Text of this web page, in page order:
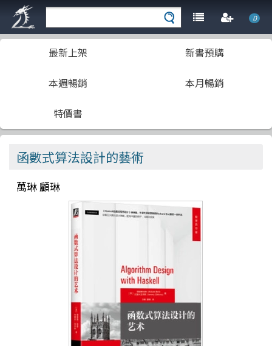
0
最新上架 新書預購
本週暢銷 本月暢銷
特價書
函數式算法設計的藝術
萬琳 顧琳